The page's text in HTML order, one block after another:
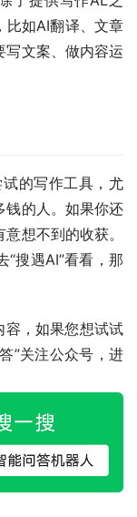
比如AI翻译、文章
写文案、做内容运
的写作工具，尤
钱的人。如果你还
想不到的收获。
搜遇AI”看看，那
容，如果您想试试
”关注公众号，进